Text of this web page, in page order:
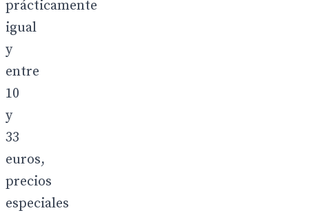
prácticamente
igual
y
entre
10
y
33
euros,
precios
especiales